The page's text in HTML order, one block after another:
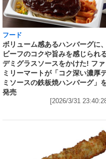
フード
ボリューム感あるハンバーグに、
ビーフのコクや旨みを感じられ
デミグラスソースをかけた! ファ
ミリーマートが「コク深い濃厚
ミソースの鉄板焼ハンバーグ」
発売
[2026/3/31